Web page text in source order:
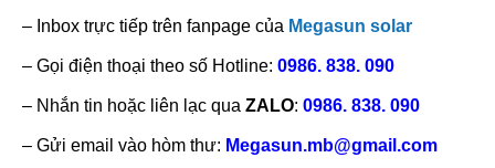
– Inbox trực tiếp trên fanpage của Megasun solar
– Gọi điện thoại theo số Hotline: 0986. 838. 090
– Nhắn tin hoặc liên lạc qua ZALO: 0986. 838. 090
– Gửi email vào hòm thư: Megasun.mb@gmail.com